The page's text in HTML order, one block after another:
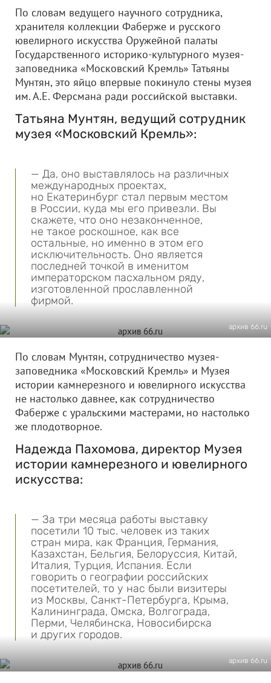
По словам ведущего научного сотрудника,
хранителя коллекции Фаберже и русского
ювелирного искусства Оружейной палаты
Государственного историко-культурного музея-
заповедника «Московский Кремль» Татьяны
Мунтян, это яйцо впервые покинуло стены музея
им. А.Е. Ферсмана ради российской выставки.
Татьяна Мунтян, ведущий сотрудник
музея «Московский Кремль»:
— Да, оно выставлялось на различных
международных проектах,
но Екатеринбург стал первым местом
в России, куда мы его привезли. Вы
скажете, что оно незаконченное,
не такое роскошное, как все
остальные, но именно в этом его
исключительность. Оно является
последней точкой в именитом
императорском пасхальном ряду,
изготовленной прославленной
фирмой.
архив 66.ru
По словам Мунтян, сотрудничество музея-
заповедника «Московский Кремль» и Музея
истории камнерезного и ювелирного искусства
не настолько давнее, как сотрудничество
Фаберже с уральскими мастерами, но настолько
же плодотворное.
Надежда Пахомова, директор Музея
истории камнерезного и ювелирного
искусства:
— За три месяца работы выставку
посетили 10 тыс. человек из таких
стран мира, как Франция, Германия,
Казахстан, Бельгия, Белоруссия, Китай,
Италия, Турция, Испания. Если
говорить о географии российских
посетителей, то у нас были визитеры
из Москвы, Санкт-Петербурга, Крыма,
Калининграда, Омска, Волгограда,
Перми, Челябинска, Новосибирска
и других городов.
архив 66.ru